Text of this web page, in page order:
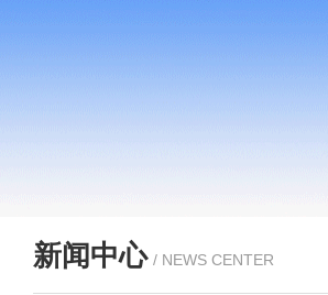
新闻中心 / NEWS CENTER